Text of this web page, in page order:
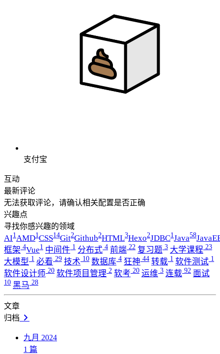
支付宝
互动
最新评论
无法获取评论，请确认相关配置是否正确
兴趣点
寻找你感兴趣的领域
AI1AMD1CSS14Git2Github2HTML3Hexo2JDBC1Java58
框架 4Vue1 中间件 1 分布式 4 前端 22 复习题 3 大学课程 23
大模型 1 必看 29 技术 10 数据库 4 狂神 44 转载 1 软件测试 1
软件设计师 20 软件项目管理 2 软考 20 运维 3 连载 92 面试
10 黑马 28
文章
归档
九月 2024
1 篇